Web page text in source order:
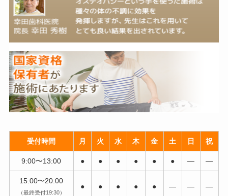
受付時間 月 火 水 木 金 土 日 祝
9:00〜13:00 ● ● ● ● ● ● ― ―
15:00〜20:00
（最終受付19:30）
● ● ● ● ● ― ― ―